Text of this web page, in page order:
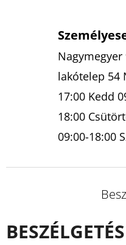
Nagymegyer
lakótelep 54
17:00 Kedd
18:00
09:00-18:00
BESZÉLGETÉS